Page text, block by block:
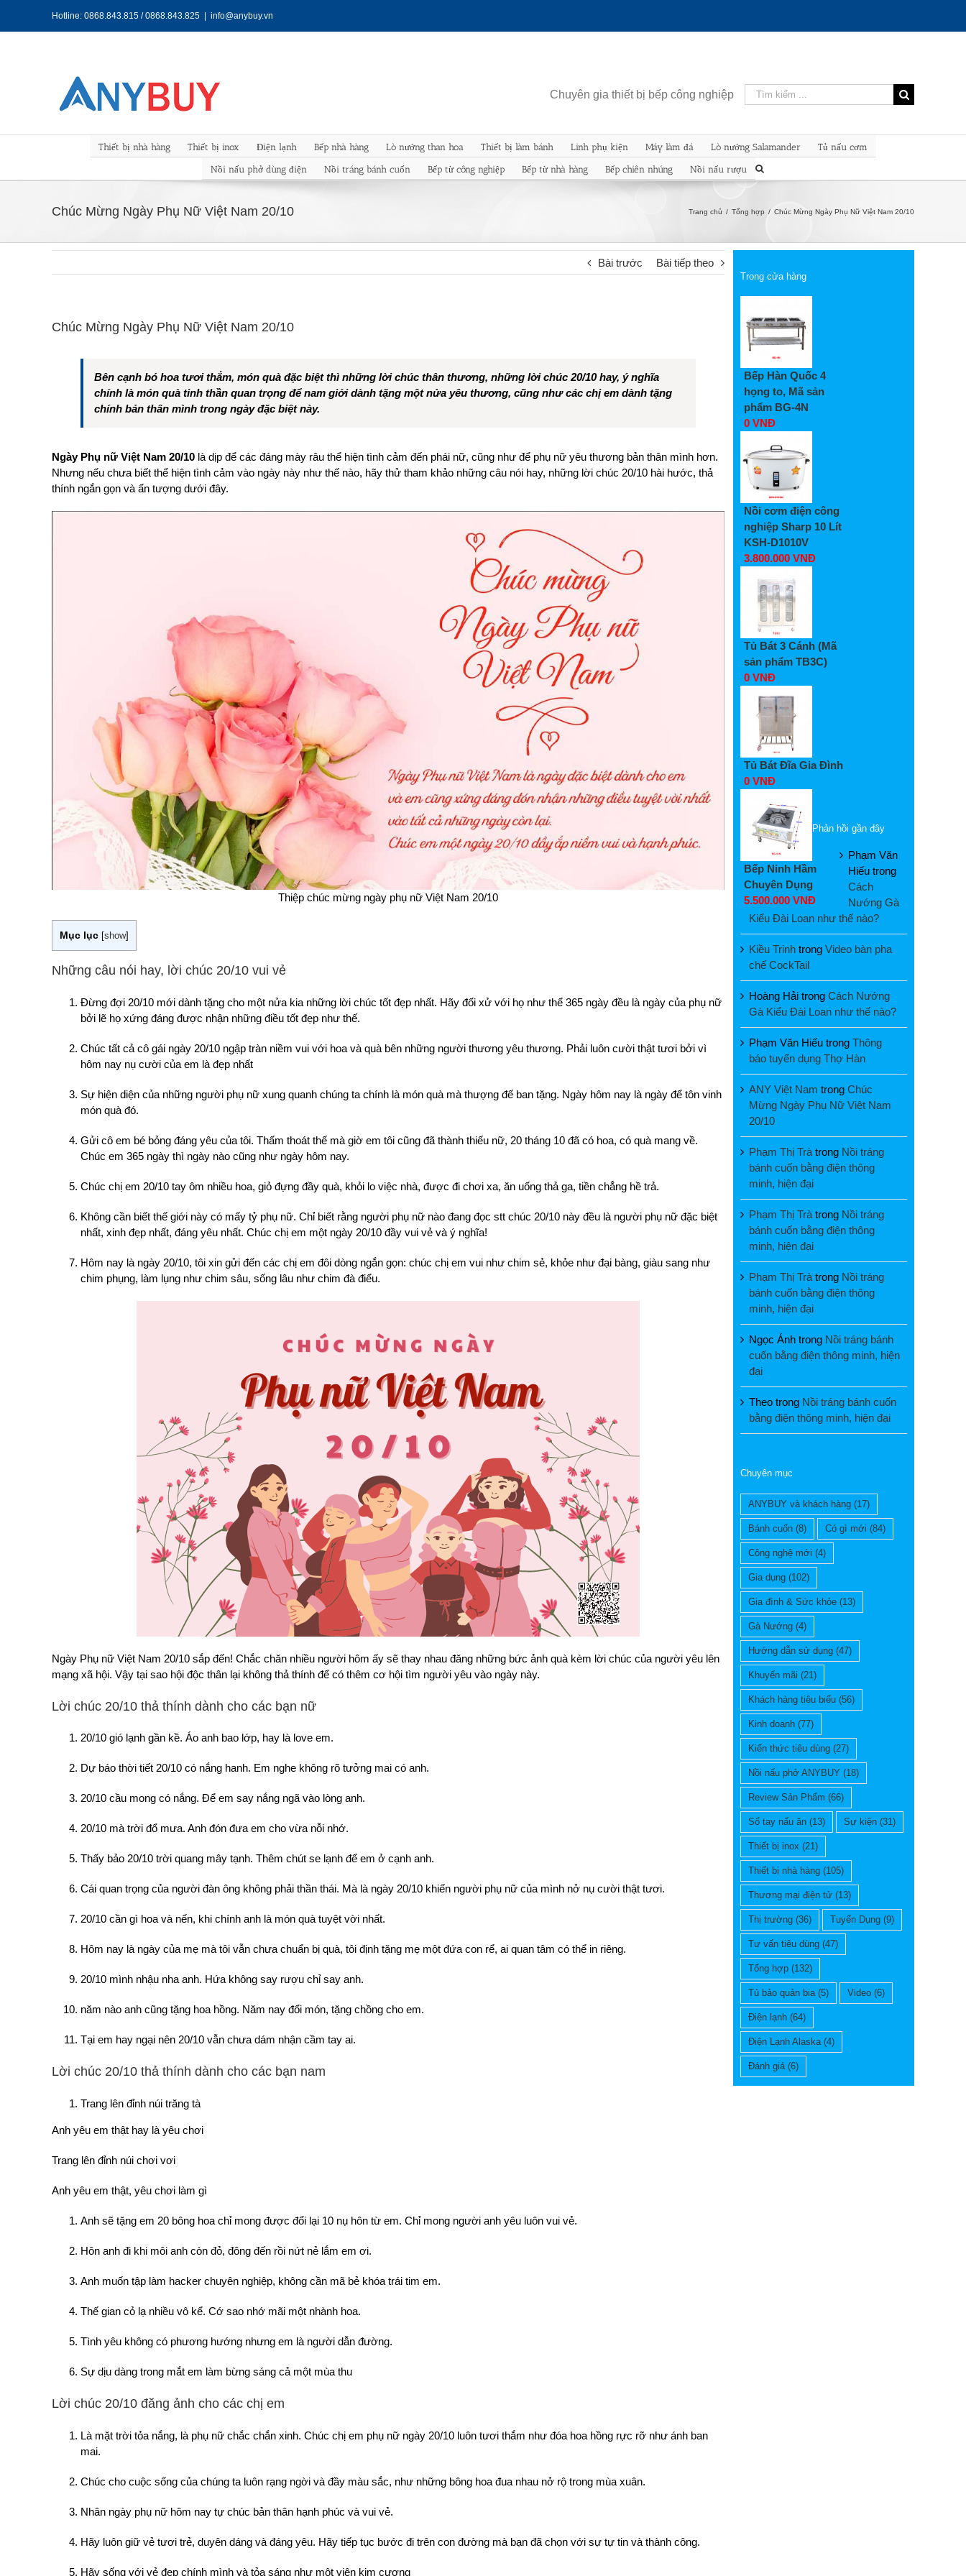
Hotline: 0868.843.815 / 0868.843.825 info@anybuy.vn
Kết
quả
kiếm
cho:
Chuyên gia thiết bị bếp công nghiệp
Thiết bị nhà hàng Thiết bị inox Điện lạnh Bếp nhà hàng Lò nướng than hoa Thiết bị làm bánh Linh phụ kiện Máy làm đá Lò nướng Salamander Tủ nấu cơm
Nồi nấu phở dùng điện Nồi tráng bánh cuốn Bếp từ công nghiệp Bếp từ nhà hàng Bếp chiên nhúng Nồi nấu rượu
Chúc Mừng Ngày Phụ Nữ Việt Nam 20/10 Trang chủ / Tổng hợp / Chúc Mừng Ngày Phụ Nữ Việt Nam 20/10
Bài trước Bài tiếp theo
Chúc Mừng Ngày Phụ Nữ Việt Nam 20/10
Bên cạnh bó hoa tươi thắm, món quà đặc biệt thì những lời chúc thân thương, những lời chúc 20/10 hay, ý nghĩa
chính là món quà tinh thần quan trọng để nam giới dành tặng một nửa yêu thương, cũng như các chị em dành tặng
chính bản thân mình trong ngày đặc biệt này.
Ngày Phụ nữ Việt Nam 20/10 là dịp để các đáng mày râu thể hiện tình cảm đến phái nữ, cũng như để phụ nữ yêu thương bản thân mình hơn.
Nhưng nếu chưa biết thể hiện tình cảm vào ngày này như thế nào, hãy thử tham khảo những câu nói hay, những lời chúc 20/10 hài hước, thả
thính ngắn gọn và ấn tượng dưới đây.
Thiệp chúc mừng ngày phụ nữ Việt Nam 20/10
Mục lục [show]
Những câu nói hay, lời chúc 20/10 vui vẻ
Đừng đợi 20/10 mới dành tặng cho một nửa kia những lời chúc tốt đẹp nhất. Hãy đối xử với họ như thể 365 ngày đều là ngày của phụ nữ
bởi lẽ họ xứng đáng được nhận những điều tốt đẹp như thế.
Chúc tất cả cô gái ngày 20/10 ngập tràn niềm vui với hoa và quà bên những người thương yêu thương. Phải luôn cười thật tươi bởi vì
hôm nay nụ cười của em là đẹp nhất
Sự hiện diện của những người phụ nữ xung quanh chúng ta chính là món quà mà thượng đế ban tặng. Ngày hôm nay là ngày để tôn vinh
món quà đó.
Gửi cô em bé bỏng đáng yêu của tôi. Thấm thoát thế mà giờ em tôi cũng đã thành thiếu nữ, 20 tháng 10 đã có hoa, có quà mang về.
Chúc em 365 ngày thì ngày nào cũng như ngày hôm nay.
Chúc chị em 20/10 tay ôm nhiều hoa, giỏ đựng đầy quà, khỏi lo việc nhà, được đi chơi xa, ăn uống thả ga, tiền chẳng hề trả.
Không cần biết thế giới này có mấy tỷ phụ nữ. Chỉ biết rằng người phụ nữ nào đang đọc stt chúc 20/10 này đều là người phụ nữ đặc biệt
nhất, xinh đẹp nhất, đáng yêu nhất. Chúc chị em một ngày 20/10 đầy vui vẻ và ý nghĩa!
Hôm nay là ngày 20/10, tôi xin gửi đến các chị em đôi dòng ngắn gọn: chúc chị em vui như chim sẻ, khỏe như đại bàng, giàu sang như
chim phụng, làm lụng như chim sâu, sống lâu như chim đà điểu.
Ngày Phụ nữ Việt Nam 20/10 sắp đến! Chắc chăn nhiều người hôm ấy sẽ thay nhau đăng những bức ảnh quà kèm lời chúc của người yêu lên
mạng xã hội. Vậy tại sao hội độc thân lại không thả thính để có thêm cơ hội tìm người yêu vào ngày này.
Lời chúc 20/10 thả thính dành cho các bạn nữ
20/10 gió lạnh gần kề. Áo anh bao lớp, hay là love em.
Dự báo thời tiết 20/10 có nắng hanh. Em nghe không rõ tưởng mai có anh.
20/10 cầu mong có nắng. Để em say nắng ngã vào lòng anh.
20/10 mà trời đổ mưa. Anh đón đưa em cho vừa nỗi nhớ.
Thấy bảo 20/10 trời quang mây tạnh. Thêm chút se lạnh để em ở cạnh anh.
Cái quan trọng của người đàn ông không phải thần thái. Mà là ngày 20/10 khiến người phụ nữ của mình nở nụ cười thật tươi.
20/10 cần gì hoa và nến, khi chính anh là món quà tuyệt vời nhất.
Hôm nay là ngày của mẹ mà tôi vẫn chưa chuẩn bị quà, tôi định tặng mẹ một đứa con rể, ai quan tâm có thể in riêng.
20/10 mình nhậu nha anh. Hứa không say rượu chỉ say anh.
năm nào anh cũng tặng hoa hồng. Năm nay đổi món, tặng chồng cho em.
Tại em hay ngại nên 20/10 vẫn chưa dám nhận cầm tay ai.
Lời chúc 20/10 thả thính dành cho các bạn nam
Trang lên đỉnh núi trăng tà
Anh yêu em thật hay là yêu chơi
Trang lên đỉnh núi chơi vơi
Anh yêu em thật, yêu chơi làm gì
Anh sẽ tặng em 20 bông hoa chỉ mong được đổi lại 10 nụ hôn từ em. Chỉ mong người anh yêu luôn vui vẻ.
Hôn anh đi khi môi anh còn đỏ, đông đến rồi nứt nẻ lắm em ơi.
Anh muốn tập làm hacker chuyên nghiệp, không cần mã bẻ khóa trái tim em.
Thế gian cỏ lạ nhiều vô kể. Cớ sao nhớ mãi một nhành hoa.
Tình yêu không có phương hướng nhưng em là người dẫn đường.
Sự dịu dàng trong mắt em làm bừng sáng cả một mùa thu
Lời chúc 20/10 đăng ảnh cho các chị em
Là mặt trời tỏa nắng, là phụ nữ chắc chắn xinh. Chúc chị em phụ nữ ngày 20/10 luôn tươi thắm như đóa hoa hồng rực rỡ như ánh ban
mai.
Chúc cho cuộc sống của chúng ta luôn rạng ngời và đầy màu sắc, như những bông hoa đua nhau nở rộ trong mùa xuân.
Nhân ngày phụ nữ hôm nay tự chúc bản thân hạnh phúc và vui vẻ.
Hãy luôn giữ vẻ tươi trẻ, duyên dáng và đáng yêu. Hãy tiếp tục bước đi trên con đường mà bạn đã chọn với sự tự tin và thành công.
Hãy sống với vẻ đẹp chính mình và tỏa sáng như một viên kim cương
Trong cửa hàng
Bếp Hàn Quốc 4
họng to, Mã sản
phẩm BG-4N
0 VNĐ
Nồi cơm điện công
nghiệp Sharp 10 Lít
KSH-D1010V
3.800.000 VNĐ
Tủ Bát 3 Cánh (Mã
sản phẩm TB3C)
0 VNĐ
Tủ Bát Đĩa Gia Đình
0 VNĐ
Bếp Ninh Hầm
Chuyên Dụng
5.500.000 VNĐ
Phản hồi gần đây
Phạm Văn
Hiếu trong
Cách
Nướng Gà
Kiểu Đài Loan như thế nào?
Kiều Trinh trong Video bàn pha
chế CockTail
Hoàng Hải trong Cách Nướng
Gà Kiểu Đài Loan như thế nào?
Phạm Văn Hiếu trong Thông
báo tuyển dụng Thợ Hàn
ANY Việt Nam trong Chúc
Mừng Ngày Phụ Nữ Việt Nam
20/10
Phạm Thị Trà trong Nồi tráng
bánh cuốn bằng điện thông
minh, hiện đại
Phạm Thị Trà trong Nồi tráng
bánh cuốn bằng điện thông
minh, hiện đại
Phạm Thị Trà trong Nồi tráng
bánh cuốn bằng điện thông
minh, hiện đại
Ngọc Ánh trong Nồi tráng bánh
cuốn bằng điện thông minh, hiện
đại
Theo trong Nồi tráng bánh cuốn
bằng điện thông minh, hiện đại
Chuyên mục
ANYBUY và khách hàng (17)
Bánh cuốn (8) Có gì mới (84)
Công nghệ mới (4)
Gia dụng (102)
Gia đình & Sức khỏe (13)
Gà Nướng (4)
Hướng dẫn sử dụng (47)
Khuyến mãi (21)
Khách hàng tiêu biểu (56)
Kinh doanh (77)
Kiến thức tiêu dùng (27)
Nồi nấu phở ANYBUY (18)
Review Sản Phẩm (66)
Sổ tay nấu ăn (13) Sự kiện (31)
Thiết bị inox (21)
Thiết bị nhà hàng (105)
Thương mại điện tử (13)
Thị trường (36) Tuyển Dụng (9)
Tư vấn tiêu dùng (47)
Tổng hợp (132)
Tủ bảo quản bia(5) Video (6)
Điện lạnh (64)
Điện Lạnh Alaska(4)
Đánh giá(6)